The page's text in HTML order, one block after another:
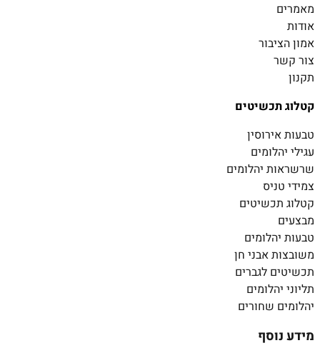
מאמרים
אודות
אמון הציבור
צור קשר
תקנון
קטלוג תכשיטים
טבעות אירוסין
עגילי יהלומים
שרשראות יהלומים
צמידי טניס
קטלוג תכשיטים
מבצעים
טבעות יהלומים
משובצות אבני חן
תכשיטים לגברים
תליוני יהלומים
יהלומים שחורים
מידע נוסף